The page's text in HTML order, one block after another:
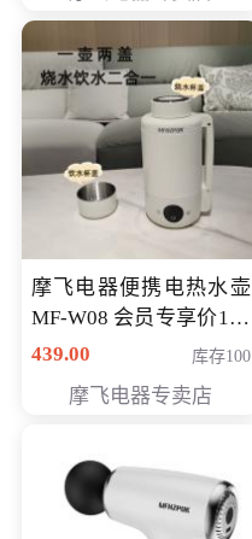
摩飞电器便携电热水壶
MF-W08 会员专享价198
元
439.00 库存100
摩飞电器专卖店